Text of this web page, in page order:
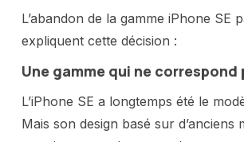
L’abandon de la gamme iPhone
expliquent cette décision :
Une gamme qui ne correspond
L’iPhone SE a longtemps été le
Mais son design basé sur